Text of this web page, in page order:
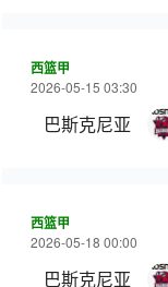
西篮甲
2026-05-15 03:30
巴斯克尼亚
西篮甲
2026-05-18 00:00
巴斯克尼亚